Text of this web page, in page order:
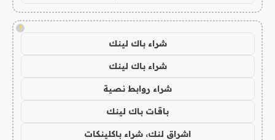
!
شراء باك لينك
شراء باك لينك
شراء روابط نصية
باقات باك لينك
اشراق لنك، شراء باكلينكات